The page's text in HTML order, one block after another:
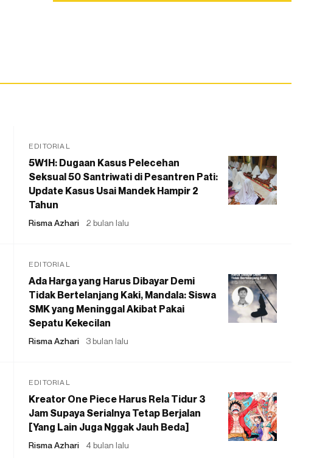
EDITORIAL
5W1H: Dugaan Kasus Pelecehan
Seksual 50 Santriwati di Pesantren Pati:
Update Kasus Usai Mandek Hampir 2
Tahun
Risma Azhari 2 bulan lalu
EDITORIAL
Ada Harga yang Harus Dibayar Demi
Tidak Bertelanjang Kaki, Mandala: Siswa
SMK yang Meninggal Akibat Pakai
Sepatu Kekecilan
Risma Azhari 3 bulan lalu
EDITORIAL
Kreator One Piece Harus Rela Tidur 3
Jam Supaya Serialnya Tetap Berjalan
[Yang Lain Juga Nggak Jauh Beda]
Risma Azhari 4 bulan lalu